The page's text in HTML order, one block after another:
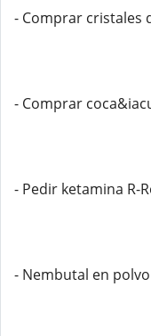
- Comprar cristales
- Comprar
- Pedir ketamina R-
- Nembutal en polvo